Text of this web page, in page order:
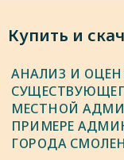
Купить и
АНАЛИЗ И
МЕСТНОЙ
ПРИМЕРЕ
ГОРОДА